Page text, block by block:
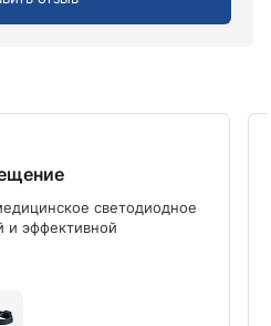
светодиодное
и эффективной